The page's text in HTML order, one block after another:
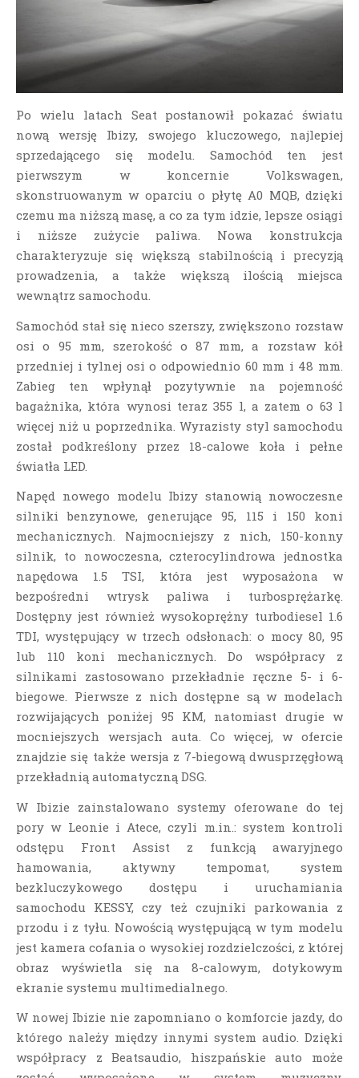
Po wielu latach Seat postanowił pokazać światu
nową wersję Ibizy, swojego kluczowego, najlepiej
sprzedającego się modelu. Samochód ten jest
pierwszym w koncernie Volkswagen,
skonstruowanym w oparciu o płytę A0 MQB, dzięki
czemu ma niższą masę, a co za tym idzie, lepsze osiągi
i niższe zużycie paliwa. Nowa konstrukcja
charakteryzuje się większą stabilnością i precyzją
prowadzenia, a także większą ilością miejsca
wewnątrz samochodu.
Samochód stał się nieco szerszy, zwiększono rozstaw
osi o 95 mm, szerokość o 87 mm, a rozstaw kół
przedniej i tylnej osi o odpowiednio 60 mm i 48 mm.
Zabieg ten wpłynął pozytywnie na pojemność
bagażnika, która wynosi teraz 355 l, a zatem o 63 l
więcej niż u poprzednika. Wyrazisty styl samochodu
został podkreślony przez 18-calowe koła i pełne
światła LED.
Napęd nowego modelu Ibizy stanowią nowoczesne
silniki benzynowe, generujące 95, 115 i 150 koni
mechanicznych. Najmocniejszy z nich, 150-konny
silnik, to nowoczesna, czterocylindrowa jednostka
napędowa 1.5 TSI, która jest wyposażona w
bezpośredni wtrysk paliwa i turbosprężarkę.
Dostępny jest również wysokoprężny turbodiesel 1.6
TDI, występujący w trzech odsłonach: o mocy 80, 95
lub 110 koni mechanicznych. Do współpracy z
silnikami zastosowano przekładnie ręczne 5- i 6-
biegowe. Pierwsze z nich dostępne są w modelach
rozwijających poniżej 95 KM, natomiast drugie w
mocniejszych wersjach auta. Co więcej, w ofercie
znajdzie się także wersja z 7-biegową dwusprzęgłową
przekładnią automatyczną DSG.
W Ibizie zainstalowano systemy oferowane do tej
pory w Leonie i Atece, czyli m.in.: system kontroli
odstępu Front Assist z funkcją awaryjnego
hamowania, aktywny tempomat, system
bezkluczykowego dostępu i uruchamiania
samochodu KESSY, czy też czujniki parkowania z
przodu i z tyłu. Nowością występującą w tym modelu
jest kamera cofania o wysokiej rozdzielczości, z której
obraz wyświetla się na 8-calowym, dotykowym
ekranie systemu multimedialnego.
W nowej Ibizie nie zapomniano o komforcie jazdy, do
którego należy między innymi system audio. Dzięki
współpracy z Beatsaudio, hiszpańskie auto może